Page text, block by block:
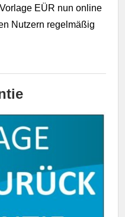
EÜR nun online
Nutzern regelmäßig